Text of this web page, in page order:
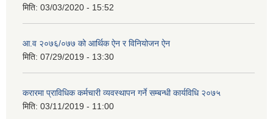
मिति: 03/03/2020 - 15:52
आ.व २०७६/०७७ को आर्थिक ऐन र विनियोजन ऐन
मिति: 07/29/2019 - 13:30
करारमा प्राविधिक कर्मचारी व्यवस्थापन गर्ने सम्बन्धी कार्यविधि २०७५
मिति: 03/11/2019 - 11:00